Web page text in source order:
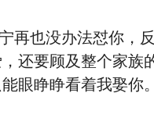
也没办法怼你，反
还要顾及整个家族
眼睁睁看着我娶你。